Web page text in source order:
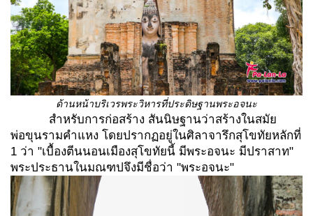
ด้านหน้าบริเวรพระวิหารที่ประดิษฐานพระอจนะ
สำหรับการก่อสร้าง สันนิษฐานว่าสร้างในสมัย
พ่อขุนรามคำแหง โดยปรากฏอยู่ในศิลาจารึกสุโขทัยหลักที่
1 ว่า "เบื้องตีนนอนเมืองสุโขทัยนี้ มีพระอจนะ มีปราสาท"
พระประธานในมณฑปจึงมีชื่อว่า "พระอจนะ"